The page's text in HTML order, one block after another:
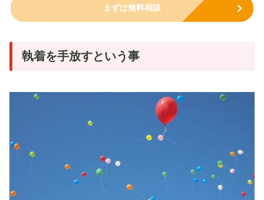
まずは無料相談
執着を手放すという事